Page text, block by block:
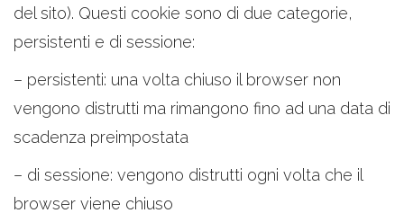
del sito). Questi cookie sono di due categorie,
persistenti e di sessione:
– persistenti: una volta chiuso il browser non
vengono distrutti ma rimangono fino ad una data di
scadenza preimpostata
– di sessione: vengono distrutti ogni volta che il
browser viene chiuso